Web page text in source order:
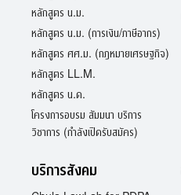
หลักสูตร น.ม.
หลักสูตร น.ม. (การเงิน/ภาษีอากร)
หลักสูตร ศศ.ม. (กฎหมายเศรษฐกิจ)
หลักสูตร LL.M.
หลักสูตร น.ด.
โครงการอบรม สัมมนา บริการ
วิชาการ (กำลังเปิดรับสมัคร)
บริการสังคม